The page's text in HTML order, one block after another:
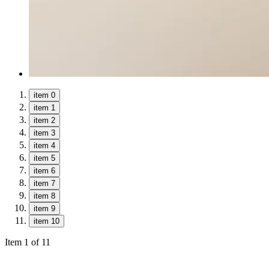
item 0
item 1
item 2
item 3
item 4
item 5
item 6
item 7
item 8
item 9
item 10
Item 1 of 11